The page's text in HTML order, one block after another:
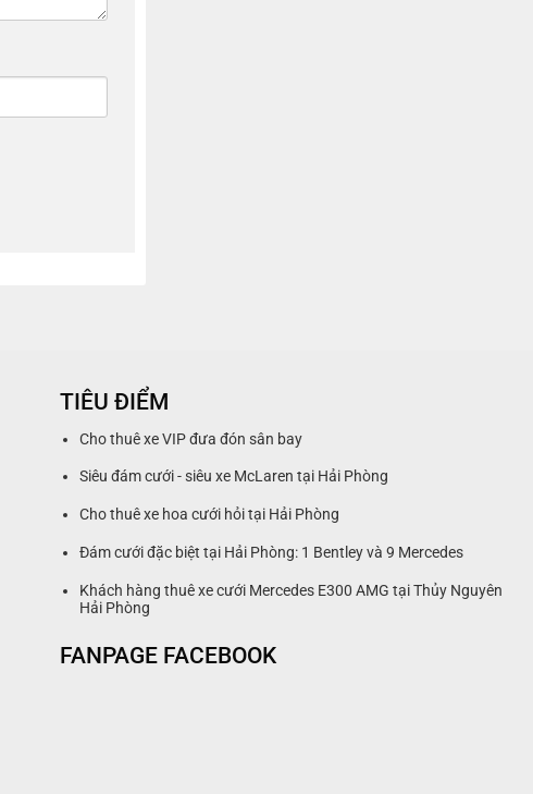
TIÊU ĐIỂM
Cho thuê xe VIP đưa đón sân bay
Siêu đám cưới - siêu xe McLaren tại Hải Phòng
Cho thuê xe hoa cưới hỏi tại Hải Phòng
Đám cưới đặc biệt tại Hải Phòng: 1 Bentley và 9 Mercedes
Khách hàng thuê xe cưới Mercedes E300 AMG tại Thủy Nguyên
Hải Phòng
FANPAGE FACEBOOK